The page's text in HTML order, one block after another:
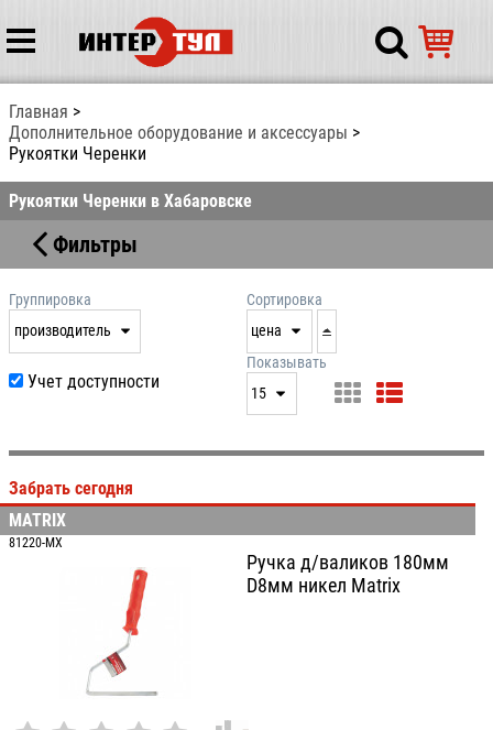
Главная
Дополнительное оборудование и аксессуары
Рукоятки Черенки
Рукоятки Черенки в Хабаровске
Фильтры
Группировка
производитель
производитель
Сортировка
цена
дата
цена
артикул
Учет доступности
Показывать
15
25
Забрать сегодня
MATRIX
81220-MX
Ручка д/валиков 180мм
D8мм никел Matrix